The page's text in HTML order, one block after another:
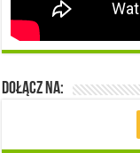
Dołącz na: